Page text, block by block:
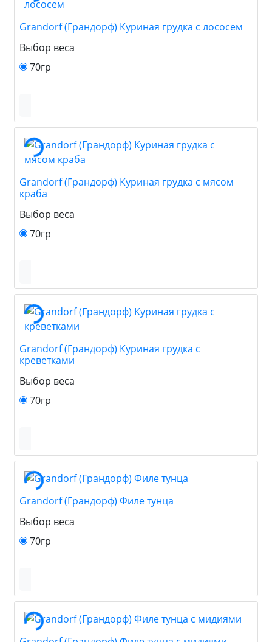
Grandorf (Грандорф) Куриная грудка с лососем
Выбор веса
70гр
Grandorf (Грандорф) Куриная грудка с мясом
краба
Выбор веса
70гр
Grandorf (Грандорф) Куриная грудка с
креветками
Выбор веса
70гр
Grandorf (Грандорф) Филе тунца
Выбор веса
70гр